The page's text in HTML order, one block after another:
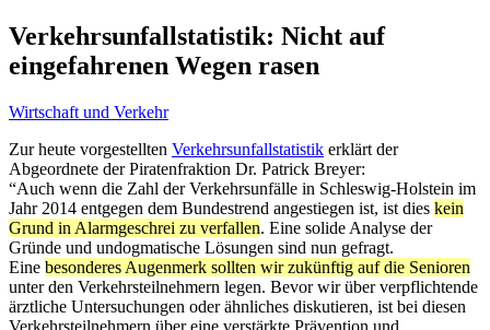
Verkehrsunfallstatistik: Nicht auf
eingefahrenen Wegen rasen
Wirtschaft und Verkehr
Zur heute vorgestellten Verkehrsunfallstatistik erklärt der
Abgeordnete der Piratenfraktion Dr. Patrick Breyer:
“Auch wenn die Zahl der Verkehrsunfälle in Schleswig-Holstein im
Jahr 2014 entgegen dem Bundestrend angestiegen ist, ist dies kein
Grund in Alarmgeschrei zu verfallen. Eine solide Analyse der
Gründe und undogmatische Lösungen sind nun gefragt.
Eine besonderes Augenmerk sollten wir zukünftig auf die Senioren
unter den Verkehrsteilnehmern legen. Bevor wir über verpflichtende
ärztliche Untersuchungen oder ähnliches diskutieren, ist bei diesen
Verkehrsteilnehmern über eine verstärkte Prävention und